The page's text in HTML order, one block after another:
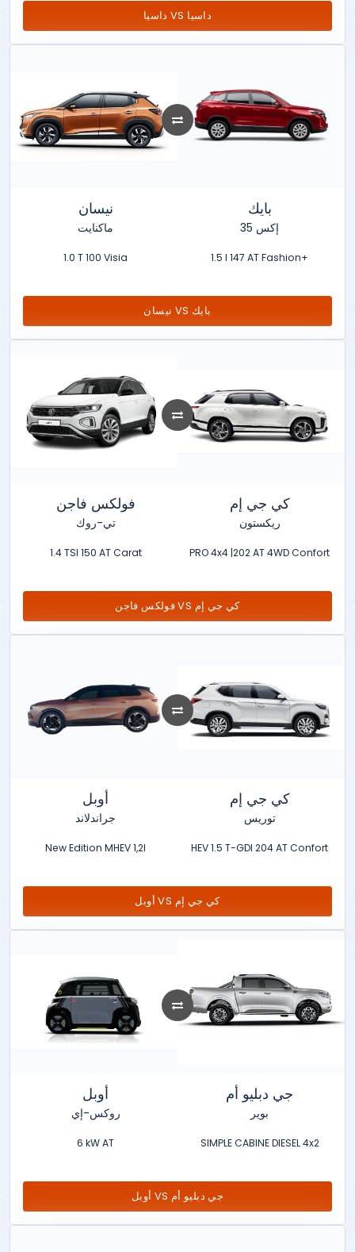
داسيا VS داسيا
نيسان
ماكنايت
1.0 T 100 Visia
بايك
إكس 35
1.5 l 147 AT Fashion+
نيسان VS بايك
فولكس فاجن
تي-روك
1.4 TSI 150 AT Carat
كي جي إم
ريكستون
PRO 4x4 |202 AT 4WD Confort
فولكس فاجن VS كي جي إم
أوبل
جراندلاند
New Edition MHEV 1,2l
كي جي إم
توريس
HEV 1.5 T-GDI 204 AT Confort
أوبل VS كي جي إم
أوبل
روكس-إي
6 kW AT
جي دبليو أم
بوير
SIMPLE CABINE DIESEL 4x2
أوبل VS جي دبليو أم